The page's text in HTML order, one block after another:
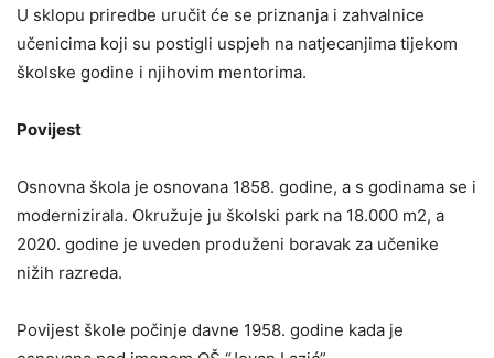
U sklopu priredbe uručit će se priznanja i zahvalnice
učenicima koji su postigli uspjeh na natjecanjima tijekom
školske godine i njihovim mentorima.
Povijest
Osnovna škola je osnovana 1858. godine, a s godinama se i
modernizirala. Okružuje ju školski park na 18.000 m2, a
2020. godine je uveden produženi boravak za učenike
nižih razreda.
Povijest škole počinje davne 1958. godine kada je